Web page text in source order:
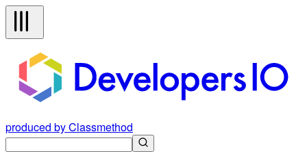
produced by Classmethod